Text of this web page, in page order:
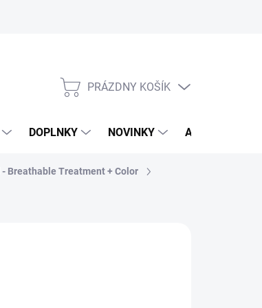
NÁKUPNÝ
PRÁZDNY KOŠÍK
DOPLNKY NOVINKY AKCIA
Breathable Treatment + Color